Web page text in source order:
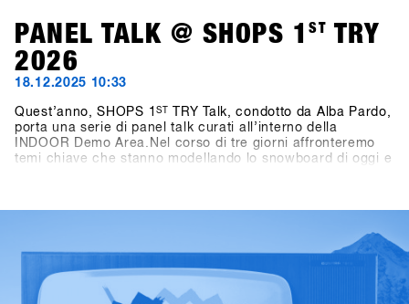
PANEL TALK @ SHOPS 1 ST TRY
2026
18.12.2025 10:33
Quest’anno, SHOPS 1ST
TRY Talk, condotto da Alba Pardo,
porta una serie di panel talk curati all’interno della
INDOOR Demo Area.Nel corso di tre giorni affronteremo
temi chiave che stanno modellando lo snowboard di oggi e
analizzando come le diverse formule di contest influenzino
i consumatori, la cultura e il futuro dello snowboard.
Martedì, il confronto si concentra sullo storytelling,
interrogandosi su chi stia raccontando oggi lo snowboard,
e perché questo sia rilevante anche dal punto di vista del